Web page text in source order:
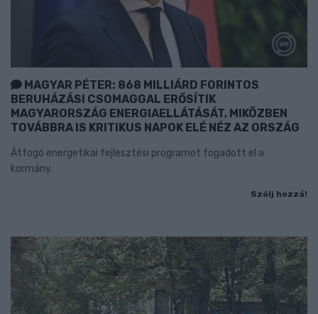
MAGYAR PÉTER: 868 MILLIÁRD FORINTOS
BERUHÁZÁSI CSOMAGGAL ERŐSÍTIK
MAGYARORSZÁG ENERGIAELLÁTÁSÁT, MIKÖZBEN
TOVÁBBRA IS KRITIKUS NAPOK ELÉ NÉZ AZ ORSZÁG
Átfogó energetikai fejlesztési programot fogadott el a
kormány.
Szólj hozzá!